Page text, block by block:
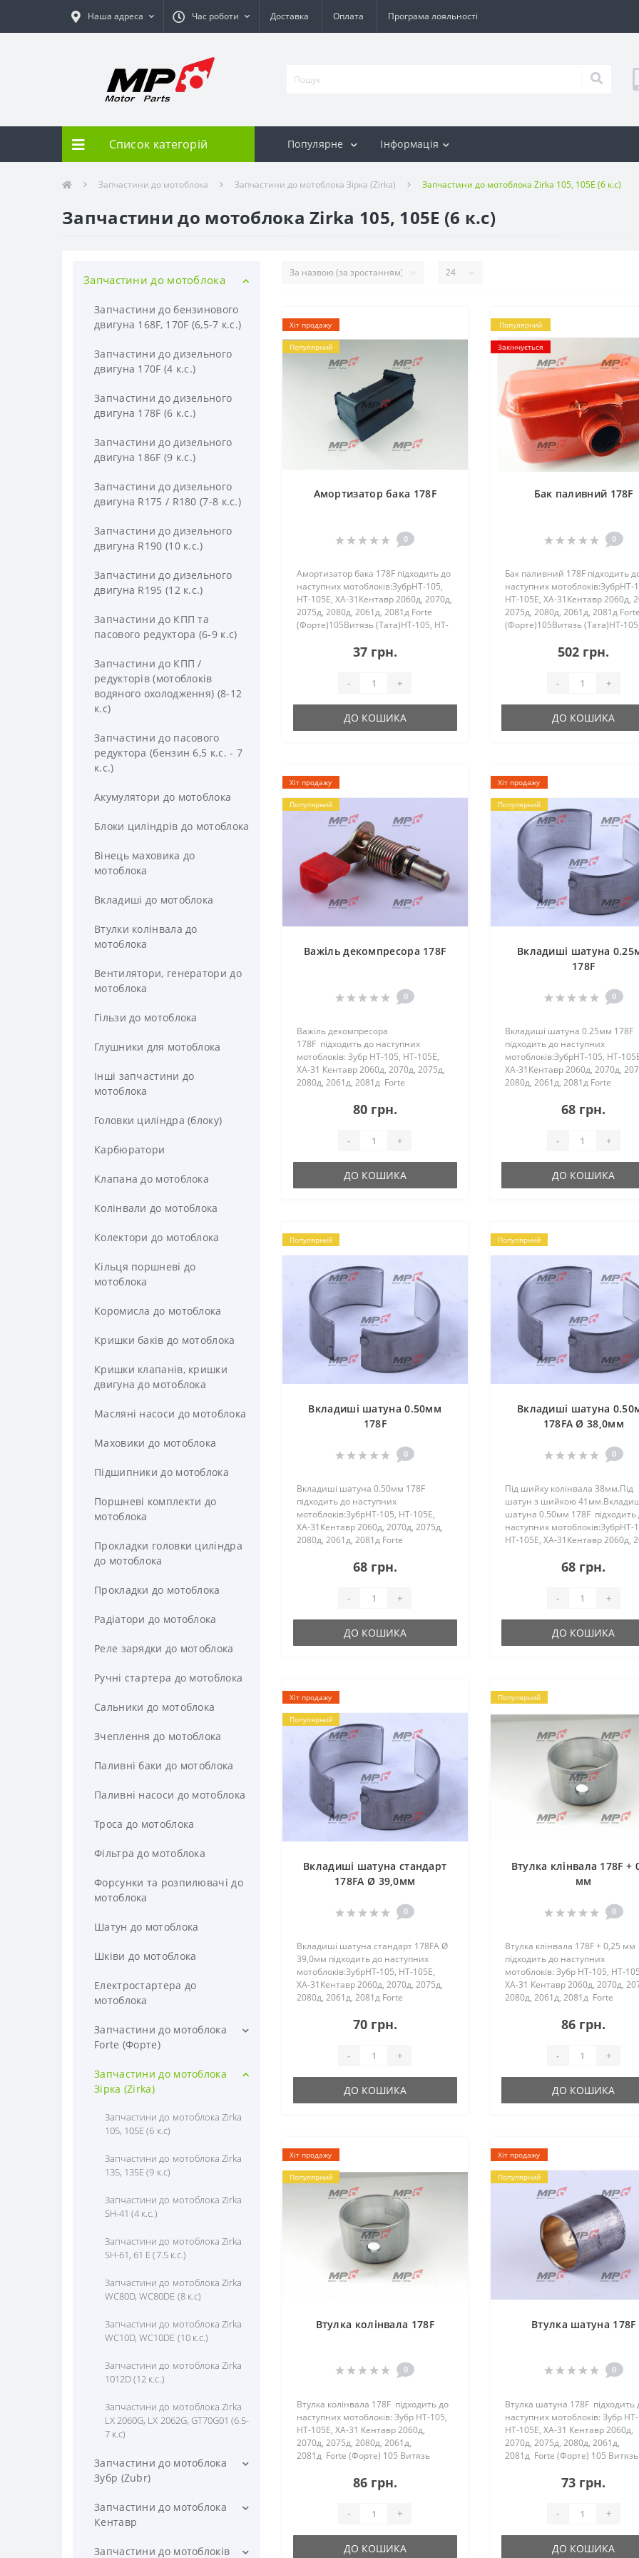
Наша адреса Час роботи Доставка Оплата Програма лояльності
Список категорій Популярне Інформація
Запчастини до мотоблока Запчастини до мотоблока Зірка (Zirka) Запчастини до мотоблока Zirka 105, 105E (6 к.с)
Запчастини до мотоблока Zirka 105, 105E (6 к.с)
Запчастини до мотоблока
Запчастини до бензинового
двигуна 168F, 170F (6,5-7 к.с.)
Запчастини до дизельного
двигуна 170F (4 к.с.)
Запчастини до дизельного
двигуна 178F (6 к.с.)
Запчастини до дизельного
двигуна 186F (9 к.с.)
Запчастини до дизельного
двигуна R175 / R180 (7-8 к.с.)
Запчастини до дизельного
двигуна R190 (10 к.с.)
Запчастини до дизельного
двигуна R195 (12 к.с.)
Запчастини до КПП та
пасового редуктора (6-9 к.с)
Запчастини до КПП /
редукторів (мотоблоків
водяного охолодження) (8-12
к.с)
Запчастини до пасового
редуктора (бензин 6,5 к.с. - 7
к.с.)
Акумулятори до мотоблока
Блоки циліндрів до мотоблока
Вінець маховика до
мотоблока
Вкладиші до мотоблока
Втулки колінвала до
мотоблока
Вентилятори, генератори до
мотоблока
Гільзи до мотоблока
Глушники для мотоблока
Інші запчастини до
мотоблока
Головки циліндра (блоку)
Карбюратори
Клапана до мотоблока
Колінвали до мотоблока
Колектори до мотоблока
Кільця поршневі до
мотоблока
Коромисла до мотоблока
Кришки баків до мотоблока
Кришки клапанів, кришки
двигуна до мотоблока
Масляні насоси до мотоблока
Маховики до мотоблока
Підшипники до мотоблока
Поршневі комплекти до
мотоблока
Прокладки головки циліндра
до мотоблока
Прокладки до мотоблока
Радіатори до мотоблока
Реле зарядки до мотоблока
Ручні стартера до мотоблока
Сальники до мотоблока
Зчеплення до мотоблока
Паливні баки до мотоблока
Паливні насоси до мотоблока
Троса до мотоблока
Фільтра до мотоблока
Форсунки та розпилювачі до
мотоблока
Шатун до мотоблока
Шківи до мотоблока
Електростартера до
мотоблока
Запчастини до мотоблока
Forte (Форте)
Запчастини до мотоблока Forte
(Форте) 1050G (6 к.с)
Запчасти до мотоблока Forte
(Форте) 1350G (Дизель) (9 к.с)
Запчастини до мотоблока Forte
(Форте) SH-81 (8 к.с)
Запчастини до мотоблока Forte
(Форте) SH-101 (10 к.с.)
Запчастини до мотоблока Forte
(Форте) SH-121 (12 к.с.)
Запчастини до мотоблока
HSD1G-80B (бензин) (6,5-7 к.с)
Запчастини до КПП / Редуктора
(важкого мотоблока) (Форте)
Запчастини до мотоблока
Зірка (Zirka)
Запчастини до мотоблока Zirka
105, 105E (6 к.с)
Запчастини до мотоблока Zirka
135, 135E (9 к.с)
Запчастини до мотоблока Zirka
SH-41 (4 к.с.)
Запчастини до мотоблока Zirka
SH-61, 61 E (7.5 к.с.)
Запчастини до мотоблока Zirka
WC80D, WC80DE (8 к.с)
Запчастини до мотоблока Zirka
WC10D, WC10DE (10 к.с.)
Запчастини до мотоблока Zirka
1012D (12 к.с.)
Запчастини до мотоблока Zirka
LX 2060G, LX 2062G, GT70G01 (6.5-
7 к.с)
Запчастини до мотоблока
Зубр (Zubr)
Запчастини до мотоблока Зубр
НТ-105, НТ-105E (6 к.с)
Запчастини до мотоблока Зубр
Запчастини до мотоблока
Кентавр
Запчастини до мотоблока
Запчастини до мотоблоків
Хіт продажу
Популярний
Амортизатор бака 178F
0
Амортизатор бака 178F підходить до
наступних мотоблоків:ЗубрHT-105,
HT-105E, ХА-31Кентавр 2060д, 2070д,
2075д, 2080д, 2061д, 2081д Forte
(Форте)105Витязь (Тата)HT-105, HT-
Zirka GT76D01Аврора105Заря..
37 грн.
- +
ДО КОШИКА
Популярний
Закінчується
Бак паливний 178F
0
Бак паливний 178F підходить
наступних мотоблоків:ЗубрHT-
HT-105E, ХА-31Кентавр 2060д,
2075д, 2080д, 2061д, 2081д Forte
(Форте)105Витязь (Тата)HT-
Zirka GT76D01Аврора105Зар..
502 грн.
- +
ДО КОШИКА
Хіт продажу
Популярний
Важіль декомпресора 178F
0
Важіль декомпресора
178F підходить до наступних
мотоблоків: Зубр HT-105, HT-105E,
ХА-31 Кентавр 2060д, 2070д, 2075д,
2080д, 2061д, 2081д Forte
80 грн.
- +
ДО КОШИКА
Хіт продажу
Популярний
Вкладиші шатуна
178F
0
Вкладиші шатуна 0.25мм 178F
підходить до наступних
мотоблоків:ЗубрHT-105, HT-
ХА-31Кентавр 2060д, 2070д,
2080д, 2061д, 2081д Forte
105EZirka (Зирка) LX 2060D, LX
Zirka GT76D01Аврора1..
68 грн.
- +
ДО КОШИКА
Популярний
Вкладиші шатуна 0.50мм
178F
0
Вкладиші шатуна 0.50мм 178F
підходить до наступних
мотоблоків:ЗубрHT-105, HT-105E,
ХА-31Кентавр 2060д, 2070д, 2075д,
2080д, 2061д, 2081д Forte
105EZirka (Зирка) LX 2060D, LX 2062D,
68 грн.
- +
ДО КОШИКА
Популярний
Вкладиші шатуна
178FA Ø 38,0мм
0
Під шийку колінвала 38мм.Під
шатун з шийкою
шатуна 0.50мм 178F підходить
наступних мотоблоків:ЗубрHT-
HT-105E, ХА-31Кентавр 2060д,
(Форте)105Витязь (Тата)HT-105,
68 грн.
- +
ДО КОШИКА
Хіт продажу
Популярний
Вкладиші шатуна стандарт
178FA Ø 39,0мм
0
Вкладиші шатуна стандарт 178FA Ø
39,0мм підходить до наступних
мотоблоків:ЗубрHT-105, HT-105E,
ХА-31Кентавр 2060д, 2070д, 2075д,
2080д, 2061д, 2081д Forte
105EZirka (Зирка) LX 2060D, LX 2062D,
70 грн.
- +
ДО КОШИКА
Популярний
Втулка клінвала 178F +
мм
0
Втулка клінвала 178F + 0,25 мм
підходить до наступних
мотоблоків: Зубр HT-105, HT-
ХА-31 Кентавр 2060д, 2070д,
2080д, 2061д, 2081д Forte
HT-105E Zirka (З..86 грн.
- +
ДО КОШИКА
Хіт продажу
Популярний
Втулка колінвала 178F
0
Втулка колінвала 178F підходить до
наступних мотоблоків: Зубр HT-105,
HT-105E, ХА-31 Кентавр 2060д,
2070д, 2075д, 2080д, 2061д,
2081д Forte (Форте) 105 Витязь
86 грн.
- +
ДО КОШИКА
Хіт продажу
Популярний
Втулка шатуна 178F
0
Втулка шатуна 178F підходить
наступних мотоблоків: Зубр
HT-105E, ХА-31 Кентавр 2060д,
2070д, 2075д, 2080д, 2061д,
2081д Forte (Форте) 105 Витязь
73 грн.
- +
ДО КОШИКА